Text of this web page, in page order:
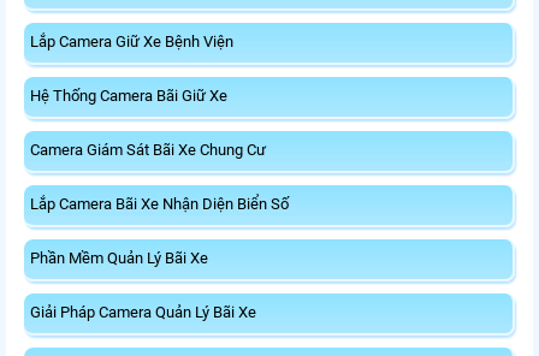
Lắp Camera Giữ Xe Bệnh Viện
Hệ Thống Camera Bãi Giữ Xe
Camera Giám Sát Bãi Xe Chung Cư
Lắp Camera Bãi Xe Nhận Diện Biển Số
Phần Mềm Quản Lý Bãi Xe
Giải Pháp Camera Quản Lý Bãi Xe